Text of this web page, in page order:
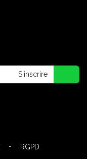
S'inscrire
- RGPD